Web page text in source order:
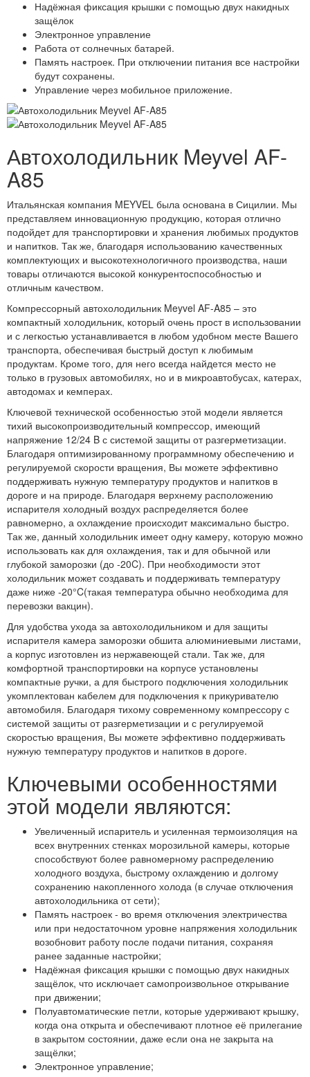
Надёжная фиксация крышки с помощью двух накидных
защёлок
Электронное управление
Работа от солнечных батарей.
Память настроек. При отключении питания все настройки
будут сохранены.
Управление через мобильное приложение.
Автохолодильник Meyvel AF-
A85
Итальянская компания MEYVEL была основана в Сицилии. Мы
представляем инновационную продукцию, которая отлично
подойдет для транспортировки и хранения любимых продуктов
и напитков. Так же, благодаря использованию качественных
комплектующих и высокотехнологичного производства, наши
товары отличаются высокой конкурентоспособностью и
отличным качеством.
Компрессорный автохолодильник Meyvel AF-A85 – это
компактный холодильник, который очень прост в использовании
и с легкостью устанавливается в любом удобном месте Вашего
транспорта, обеспечивая быстрый доступ к любимым
продуктам. Кроме того, для него всегда найдется место не
только в грузовых автомобилях, но и в микроавтобусах, катерах,
автодомах и кемперах.
Ключевой технической особенностью этой модели является
тихий высокопроизводительный компрессор, имеющий
напряжение 12/24 B с системой защиты от разгерметизации.
Благодаря оптимизированному программному обеспечению и
регулируемой скорости вращения, Вы можете эффективно
поддерживать нужную температуру продуктов и напитков в
дороге и на природе. Благодаря верхнему расположению
испарителя холодный воздух распределяется более
равномерно, а охлаждение происходит максимально быстро.
Так же, данный холодильник имеет одну камеру, которую можно
использовать как для охлаждения, так и для обычной или
глубокой заморозки (до -20C). При необходимости этот
холодильник может создавать и поддерживать температуру
даже ниже -20°C(такая температура обычно необходима для
перевозки вакцин).
Для удобства ухода за автохолодильником и для защиты
испарителя камера заморозки обшита алюминиевыми листами,
а корпус изготовлен из нержавеющей стали. Так же, для
комфортной транспортировки на корпусе установлены
компактные ручки, а для быстрого подключения холодильник
укомплектован кабелем для подключения к прикуривателю
автомобиля. Благодаря тихому современному компрессору с
системой защиты от разгерметизации и с регулируемой
скоростью вращения, Вы можете эффективно поддерживать
нужную температуру продуктов и напитков в дороге.
Ключевыми особенностями
этой модели являются:
Увеличенный испаритель и усиленная термоизоляция на
всех внутренних стенках морозильной камеры, которые
способствуют более равномерному распределению
холодного воздуха, быстрому охлаждению и долгому
сохранению накопленного холода (в случае отключения
автохолодильника от сети);
Память настроек - во время отключения электричества
или при недостаточном уровне напряжения холодильник
возобновит работу после подачи питания, сохраняя
ранее заданные настройки;
Надёжная фиксация крышки с помощью двух накидных
защёлок, что исключает самопроизвольное открывание
при движении;
Полуавтоматические петли, которые удерживают крышку,
когда она открыта и обеспечивают плотное её прилегание
в закрытом состоянии, даже если она не закрыта на
защёлки;
Электронное управление;